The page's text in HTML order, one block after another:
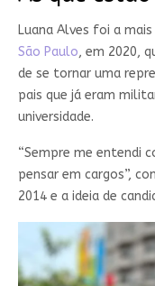
Luana Alves foi a
São Paulo, em 2020,
de se tornar uma
pais que já eram
universidade.
“Sempre me entendi
pensar em cargos”,
2014 e a ideia de